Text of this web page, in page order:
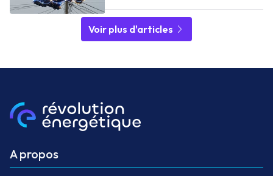
Voir plus d'articles
A propos